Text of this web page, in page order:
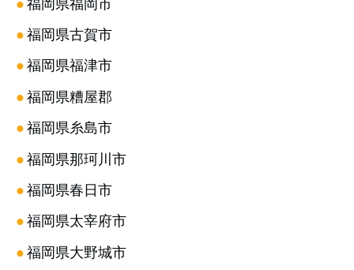
●福岡県古賀市
●福岡県福津市
●福岡県糟屋郡
●福岡県糸島市
●福岡県那珂川市
●福岡県春日市
●福岡県太宰府市
●福岡県大野城市